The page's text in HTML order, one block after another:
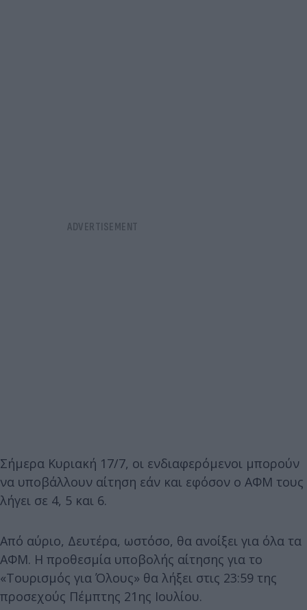
Σήμερα Κυριακή 17/7, οι ενδιαφερόμενοι μπορούν
να υποβάλλουν αίτηση εάν και εφόσον ο ΑΦΜ τους
λήγει σε 4, 5 και 6.
Από αύριο, Δευτέρα, ωστόσο, θα ανοίξει για όλα τα
ΑΦΜ. Η προθεσμία υποβολής αίτησης για το
«Τουρισμός για Όλους» θα λήξει στις 23:59 της
προσεχούς Πέμπτης 21ης Ιουλίου.